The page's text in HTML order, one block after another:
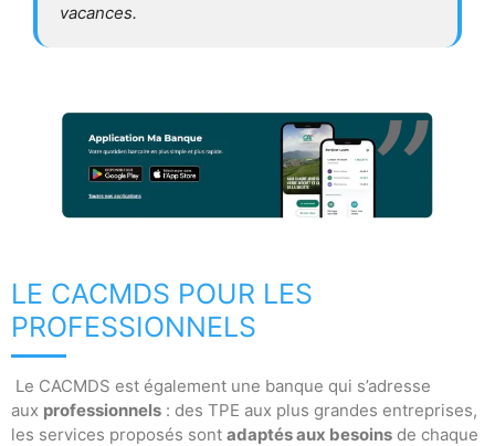
vacances.
LE CACMDS POUR LES
PROFESSIONNELS
Le CACMDS est également une banque qui s’adresse
aux professionnels : des TPE aux plus grandes entreprises,
les services proposés sont adaptés aux besoins de chaque